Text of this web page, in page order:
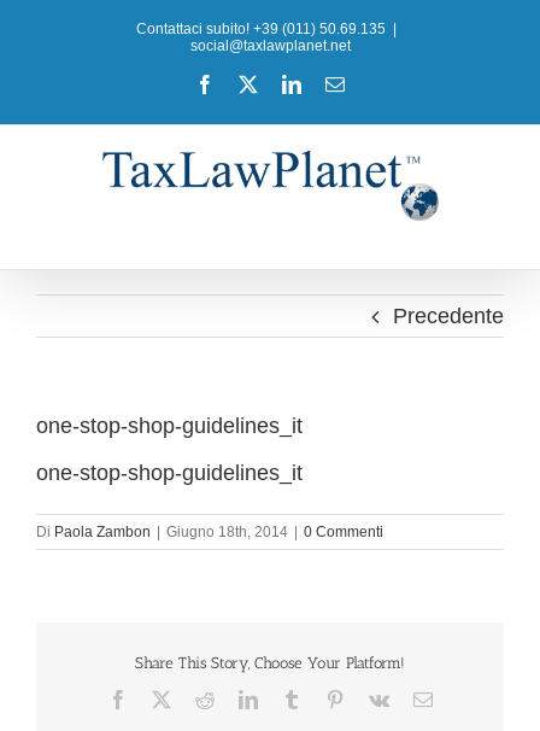
Contattaci subito! +39 (011) 50.69.135
social@taxlawplanet.net
Facebook LinkedInEmail
Precedente
one-stop-shop-guidelines_it
one-stop-shop-guidelines_it
Di Paola Zambon Giugno 18th, 2014 0 Commenti
Share This Story, Choose Your Platform!
Facebook RedditLinkedInTumblr Pinterest
Vk Email